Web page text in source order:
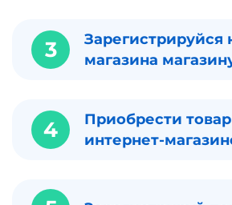
3
Зарегистрируйся
магазина
4
Приобрести
интернет-